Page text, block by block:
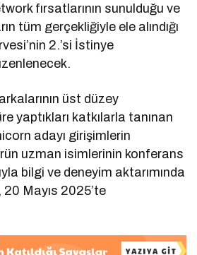
fırsatlarının sunulduğu ve
tüm gerçekliğiyle ele alındığı
2.’si İstinye
üst düzey
yaptıkları katkılarla tanınan
adayı girişimlerin
uzman isimlerinin konferans
bilgi ve deneyim aktarımında
Mayıs 2025’te